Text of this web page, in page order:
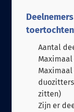
toertochten
Aantal
Maximaal
Maximaal
zitten)
Zijn er